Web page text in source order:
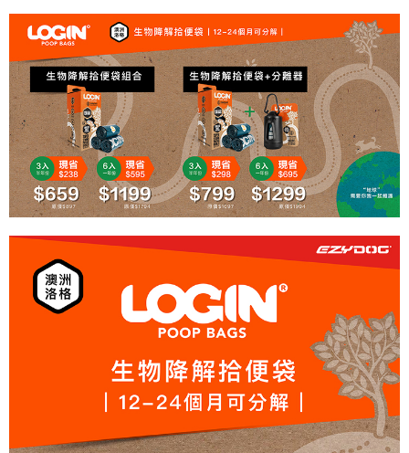
每筆NT$100，滿NT$899(含以上)免運費
海外配送 查看運費